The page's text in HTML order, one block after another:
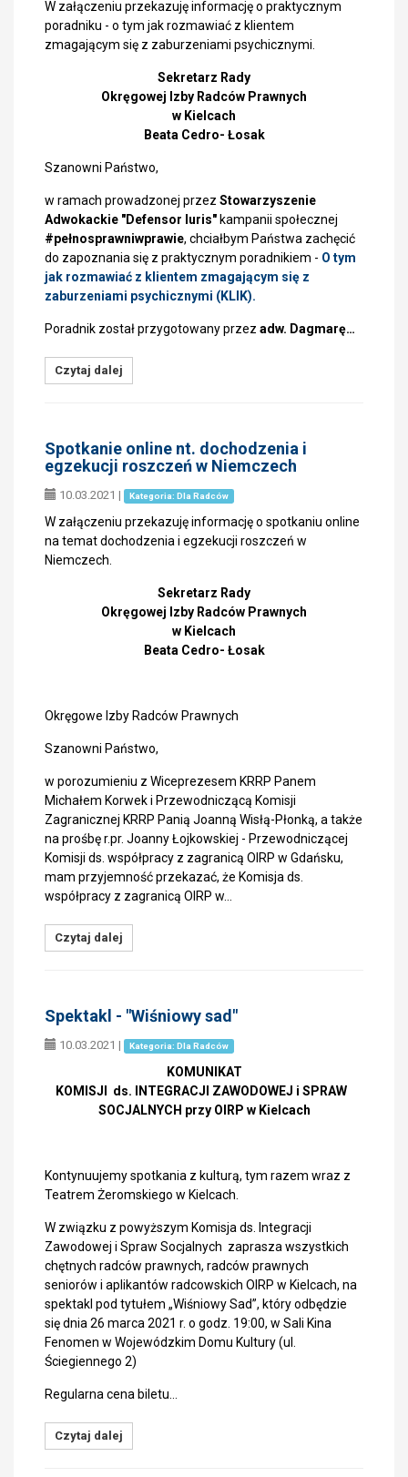
W załączeniu przekazuję informację o praktycznym
poradniku - o tym jak rozmawiać z klientem
zmagającym się z zaburzeniami psychicznymi.
Sekretarz Rady
Okręgowej Izby Radców Prawnych
w Kielcach
Beata Cedro- Łosak
Szanowni Państwo,
w ramach prowadzonej przez Stowarzyszenie
Adwokackie "Defensor Iuris" kampanii społecznej
#pełnosprawniwprawie, chciałbym Państwa zachęcić
do zapoznania się z praktycznym poradnikiem - O tym
jak rozmawiać z klientem zmagającym się z
zaburzeniami psychicznymi (KLIK).
Poradnik został przygotowany przez adw. Dagmarę…
Czytaj dalej
Spotkanie online nt. dochodzenia i
egzekucji roszczeń w Niemczech
10.03.2021 | Kategoria: Dla Radców
W załączeniu przekazuję informację o spotkaniu online
na temat dochodzenia i egzekucji roszczeń w
Niemczech.
Sekretarz Rady
Okręgowej Izby Radców Prawnych
w Kielcach
Beata Cedro- Łosak
Okręgowe Izby Radców Prawnych
Szanowni Państwo,
w porozumieniu z Wiceprezesem KRRP Panem
Michałem Korwek i Przewodniczącą Komisji
Zagranicznej KRRP Panią Joanną Wisłą-Płonką, a także
na prośbę r.pr. Joanny Łojkowskiej - Przewodniczącej
Komisji ds. współpracy z zagranicą OIRP w Gdańsku,
mam przyjemność przekazać, że Komisja ds.
współpracy z zagranicą OIRP w…
Czytaj dalej
Spektakl - "Wiśniowy sad"
10.03.2021 | Kategoria: Dla Radców
KOMUNIKAT
KOMISJI ds. INTEGRACJI ZAWODOWEJ i SPRAW
SOCJALNYCH przy OIRP w Kielcach
Kontynuujemy spotkania z kulturą, tym razem wraz z
Teatrem Żeromskiego w Kielcach.
W związku z powyższym Komisja ds. Integracji
Zawodowej i Spraw Socjalnych zaprasza wszystkich
chętnych radców prawnych, radców prawnych
seniorów i aplikantów radcowskich OIRP w Kielcach, na
spektakl pod tytułem „Wiśniowy Sad”, który odbędzie
się dnia 26 marca 2021 r. o godz. 19:00, w Sali Kina
Fenomen w Wojewódzkim Domu Kultury (ul.
Ściegiennego 2)
Regularna cena biletu…
Czytaj dalej